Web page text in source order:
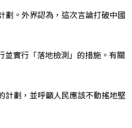
劃。外界認為，這次言論打破中國
實行「落地檢測」的措施。有關
計劃，並呼籲人民應該不動搖地堅